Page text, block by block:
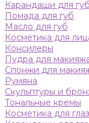
Карандаши для губ
Помада для губ
Масло для губ
Косметика для
Консилеры
Пудра для
Спонжи для
Румяна
Скульптуры и
Тональные кремы
Косметика для глаз